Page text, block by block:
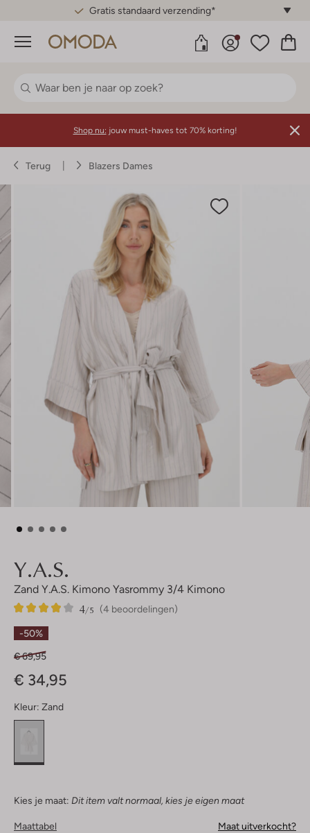
Gratis standaard verzending*
Menu
Shop nu: jouw must-haves tot 70% korting!
Terug Blazers Dames
Y.a.s.
Zand Y.a.s. Kimono Yasrommy 3/4 Kimono
(4 beoordelingen)
4/5
4
4
Sterren
-50%
€ 69,95
€ 34,95
Kleur: Zand
Kies je maat: Dit item valt normaal, kies je eigen maat
Maattabel Maat uitverkocht?